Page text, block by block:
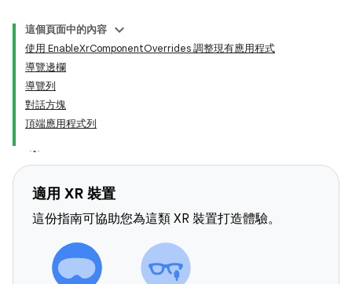
這個頁面中的內容
使用 EnableXrComponentOverrides 調整現有應用程式
導覽邊欄
導覽列
對話方塊
頂端應用程式列
適用 XR 裝置
這份指南可協助您為這類 XR 裝置打造體驗。